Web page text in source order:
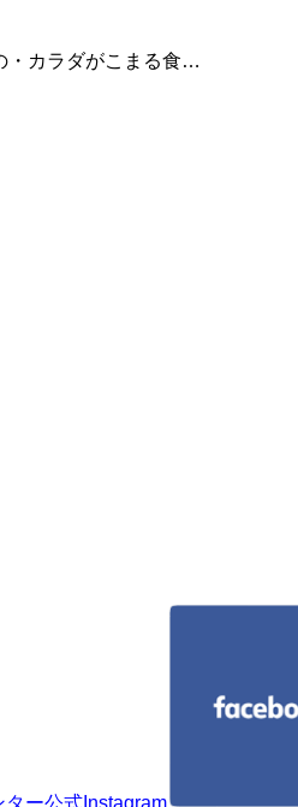
・カラダがこまる食…